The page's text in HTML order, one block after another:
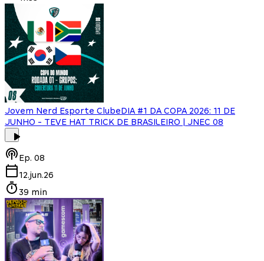
Jovem Nerd Esporte ClubeDIA #1 DA COPA 2026: 11 DE
JUNHO - TEVE HAT TRICK DE BRASILEIRO | JNEC 08
Ep. 08
12.jun.26
39 min